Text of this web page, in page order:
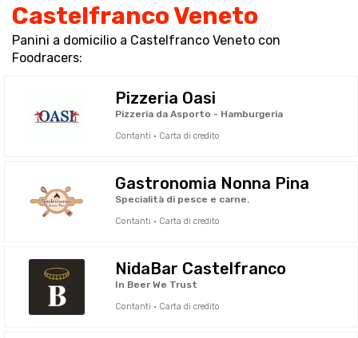
Castelfranco Veneto
Panini a domicilio a Castelfranco Veneto con
Foodracers:
Pizzeria Oasi
Pizzeria da Asporto - Hamburgeria
Contanti · Carta di credito
Gastronomia Nonna Pina
Specialità di pesce e carne.
Contanti · Carta di credito
NidaBar Castelfranco
In Beer We Trust
Contanti · Carta di credito